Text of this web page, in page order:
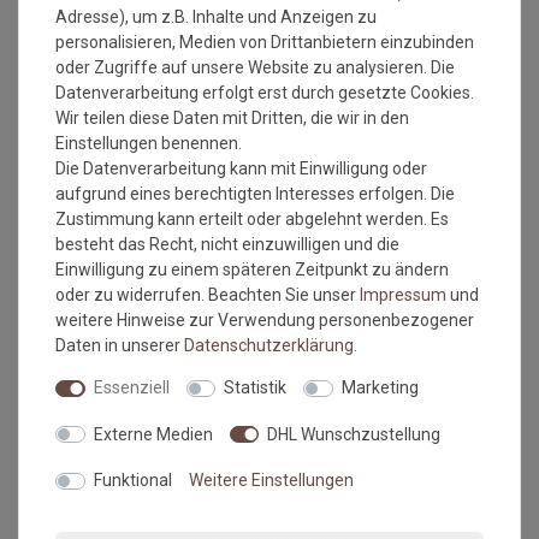
Jahre Qualität und Farbe erhalten bleiben.
Waschtipps:
Matten, die nicht mehr in die Waschmaschine passen, können
mit einem Dampfstrahler (aus Entfernung) gereinigt werden
oder bei einer Wäscherei abgegeben werden. Ganz wichtig ist
auch, dass man die Matten nicht gefaltet und auch nicht mit
anderen Wäschestücken in die Maschine legt, damit die Matte
nicht mit Knicken wieder aus der Maschine kommt. Dies ist
kein Materialfehler und stellt auch keinen Reklamationsgrund
Falls dies doch mal passiert, auf keinen Fall in den Trockner
geben, damit verstärken sich diese Knicke nur noch. Beim
nächsten Waschen sollten die wieder verschwunden sein.
Maßtoleranzen und Farbabweichungen:
Produktionsbedingte Maßtoleranzen in der Größe von +/- 5%,
sowie Farbabweichungen zwischen Bildschirmfoto und
Original sind nicht auszuschließen
Adresse), um z.B. Inhalte und Anzeigen zu
personalisieren, Medien von Drittanbietern einzubinden
oder Zugriffe auf unsere Website zu analysieren. Die
Datenverarbeitung erfolgt erst durch gesetzte Cookies.
Wir teilen diese Daten mit Dritten, die wir in den
Einstellungen benennen.
Die Datenverarbeitung kann mit Einwilligung oder
aufgrund eines berechtigten Interesses erfolgen. Die
Zustimmung kann erteilt oder abgelehnt werden. Es
besteht das Recht, nicht einzuwilligen und die
Einwilligung zu einem späteren Zeitpunkt zu ändern
oder zu widerrufen. Beachten Sie unser Impressum und
weitere Hinweise zur Verwendung personenbezogener
Daten in unserer Daten­schutz­erklärung
Essenziell Statistik Marketing
Externe Medien DHL Wunschzustellung
Funktional Weitere Einstellungen